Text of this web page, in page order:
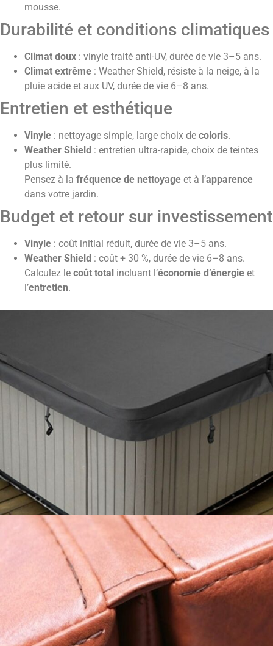
mousse.
Durabilité et conditions climatiques
Climat doux : vinyle traité anti-UV, durée de vie 3–5 ans.
Climat extrême : Weather Shield, résiste à la neige, à la
pluie acide et aux UV, durée de vie 6–8 ans.
Entretien et esthétique
Vinyle : nettoyage simple, large choix de coloris.
Weather Shield : entretien ultra-rapide, choix de teintes
plus limité.
Pensez à la fréquence de nettoyage et à l’apparence
dans votre jardin.
Budget et retour sur investissement
Vinyle : coût initial réduit, durée de vie 3–5 ans.
Weather Shield : coût + 30 %, durée de vie 6–8 ans.
Calculez le coût total incluant l’économie d’énergie et
l’entretien.